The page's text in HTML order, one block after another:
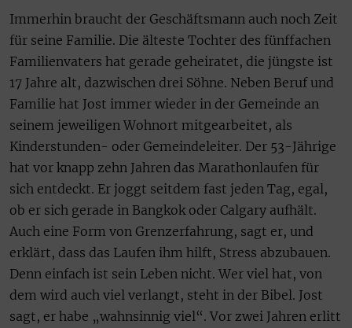
Immerhin braucht der Geschäftsmann auch noch Zeit
für seine Familie. Die älteste Tochter des fünffachen
Familienvaters hat gerade geheiratet, die jüngste ist
17 Jahre alt, dazwischen drei Söhne. Neben Beruf und
Familie hat Jost immer wieder in der Gemeinde an
seinem jeweiligen Wohnort mitgearbeitet, als
Kinderstunden- oder Gemeindeleiter. Der 53-Jährige
hat vor knapp zehn Jahren das Marathonlaufen für
sich entdeckt. Er joggt seitdem fast jeden Tag, egal,
ob er sich gerade in Bangkok oder Calgary aufhält.
Auch eine Form von Grenzerfahrung, sagt er, und
erklärt, dass das Laufen ihm hilft, Stress abzubauen.
Denn einfach ist sein Leben nicht. Wer viel hat, von
dem wird auch viel verlangt, steht in der Bibel. Jost
sagt, er habe „wahnsinnig viel“. Vor zwei Jahren erlitt